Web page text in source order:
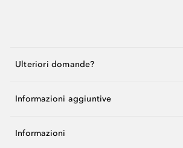
Ulteriori domande?
Informazioni aggiuntive
Informazioni